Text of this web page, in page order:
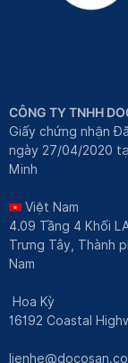
CÔNG TY TNHH
Giấy chứng nhận
ngày 27/04/2020
Minh
Việt Nam
4.09 Tầng 4 Khối
Trưng Tây, Thành
Nam
Hoa Kỳ
16192 Coastal